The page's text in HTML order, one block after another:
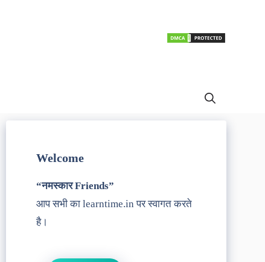
Welcome
“नमस्कार Friends”
आप सभी का learntime.in पर स्वागत करते
है।